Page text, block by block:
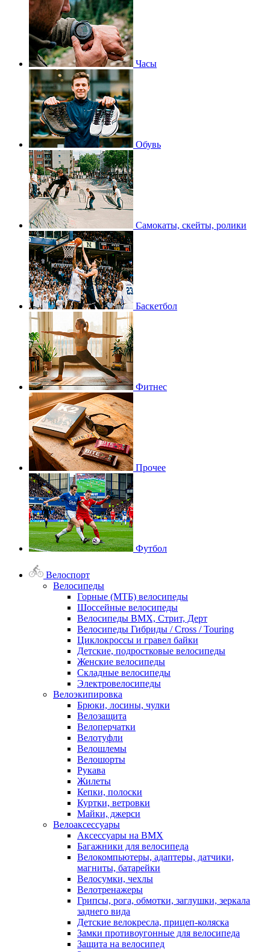
Часы
Обувь
Самокаты, скейты, ролики
Баскетбол
Фитнес
Прочее
Футбол
Велоспорт
Велосипеды
Горные (МТБ) велосипеды
Шоссейные велосипеды
Велосипеды BMX, Стрит, Дерт
Велосипеды Гибриды / Cross / Touring
Циклокроссы и гравел байки
Детские, подростковые велосипеды
Женские велосипеды
Складные велосипеды
Электровелосипеды
Велоэкипировка
Брюки, лосины, чулки
Велозащита
Велоперчатки
Велотуфли
Велошлемы
Велошорты
Рукава
Жилеты
Кепки, полоски
Куртки, ветровки
Майки, джерси
Велоаксессуары
Аксессуары на BMX
Багажники для велосипеда
Велокомпьютеры, адаптеры, датчики,
магниты, батарейки
Велосумки, чехлы
Велотренажеры
Грипсы, рога, обмотки, заглушки, зеркала
заднего вида
Детские велокресла, прицеп-коляска
Замки противоугонные для велосипеда
Защита на велосипед